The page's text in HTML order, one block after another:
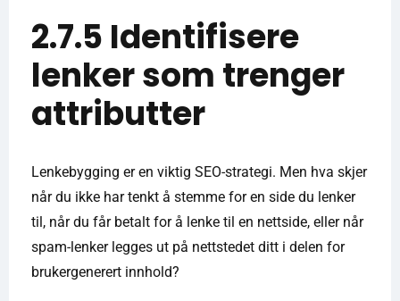
2.7.5 Identifisere
lenker som trenger
attributter
Lenkebygging er en viktig SEO-strategi. Men hva skjer
når du ikke har tenkt å stemme for en side du lenker
til, når du får betalt for å lenke til en nettside, eller når
spam-lenker legges ut på nettstedet ditt i delen for
brukergenerert innhold?